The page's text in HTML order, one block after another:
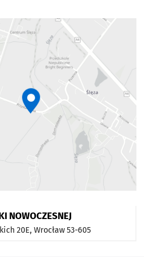
NOWOCZESNEJ
20E, Wrocław 53-605